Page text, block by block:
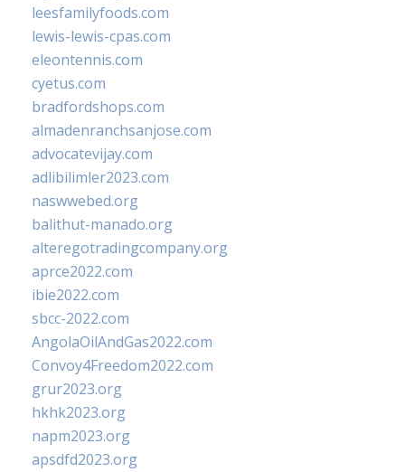
leesfamilyfoods.com
lewis-lewis-cpas.com
eleontennis.com
cyetus.com
bradfordshops.com
almadenranchsanjose.com
advocatevijay.com
adlibilimler2023.com
naswwebed.org
balithut-manado.org
alteregotradingcompany.org
aprce2022.com
ibie2022.com
sbcc-2022.com
AngolaOilAndGas2022.com
Convoy4Freedom2022.com
grur2023.org
hkhk2023.org
napm2023.org
apsdfd2023.org